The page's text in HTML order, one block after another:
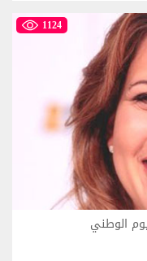
1124
الوطني